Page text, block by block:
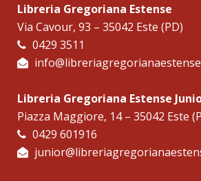
Libreria Gregoriana Estense
Via Cavour, 93 – 35042 Este (PD)
0429 3511
Libreria Gregoriana Estense
Piazza Maggiore, 14 – 35042 Este
0429 601916